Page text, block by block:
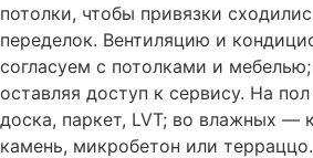
потолки, чтобы привязки
переделок. Вентиляцию и
согласуем с потолками и
оставляя доступ к сервису. На
доска, паркет, LVT; во влажных —
камень, микробетон или терраццо.